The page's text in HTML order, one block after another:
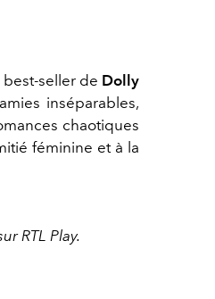
best-seller de Dolly
inséparables,
chaotiques
féminine et à la
RTL Play.